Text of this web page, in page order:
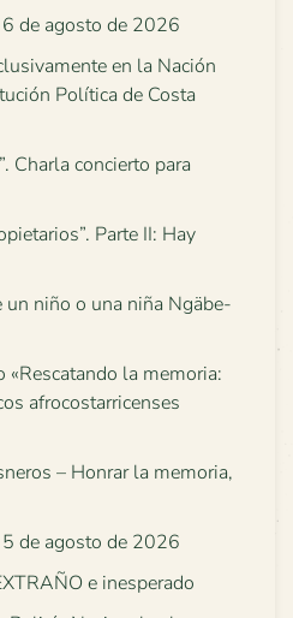
de agosto de 2026
en la Nación
Política de Costa
Charla concierto para
Parte II: Hay
un niño o una niña Ngäbe-
«Rescatando la memoria:
afrocostarricenses
– Honrar la memoria,
de agosto de 2026
e inesperado